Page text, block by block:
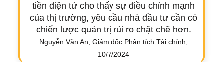
tiền điện tử cho thấy sự điều chỉnh mạnh
của thị trường, yêu cầu nhà đầu tư cần có
chiến lược quản trị rủi ro chặt chẽ hơn.
Nguyễn Văn An, Giám đốc Phân tích Tài chính,
10/7/2024